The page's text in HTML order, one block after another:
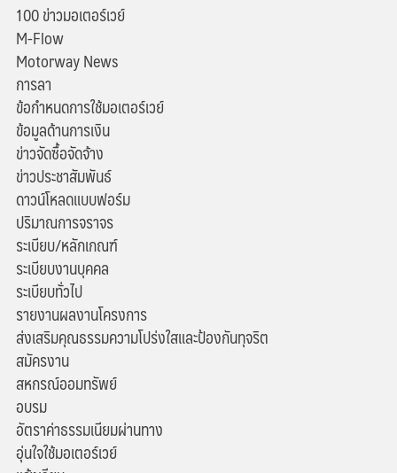
100 ข่าวมอเตอร์เวย์
M-Flow
Motorway News
การลา
ข้อกำหนดการใช้มอเตอร์เวย์
ข้อมูลด้านการเงิน
ข่าวจัดซื้อจัดจ้าง
ข่าวประชาสัมพันธ์
ดาวน์โหลดแบบฟอร์ม
ปริมาณการจราจร
ระเบียบ/หลักเกณฑ์
ระเบียบงานบุคคล
ระเบียบทั่วไป
รายงานผลงานโครงการ
ส่งเสริมคุณธรรมความโปร่งใสและป้องกันทุจริต
สมัครงาน
สหกรณ์ออมทรัพย์
อบรม
อัตราค่าธรรมเนียมผ่านทาง
อุ่นใจใช้มอเตอร์เวย์